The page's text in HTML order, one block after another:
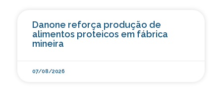
Danone reforça produção de
alimentos proteicos em fábrica
mineira
07/08/2026